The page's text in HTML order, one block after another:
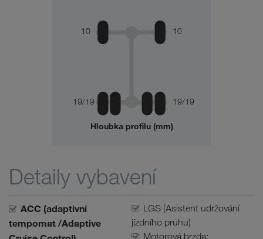
10 10
19/19 19/19
Hloubka profilu (mm)
Detaily vybavení
ACC (adaptivní
tempomat /Adaptive
LGS (Asistent udržování
jízdního pruhu)
Motorová brzda: